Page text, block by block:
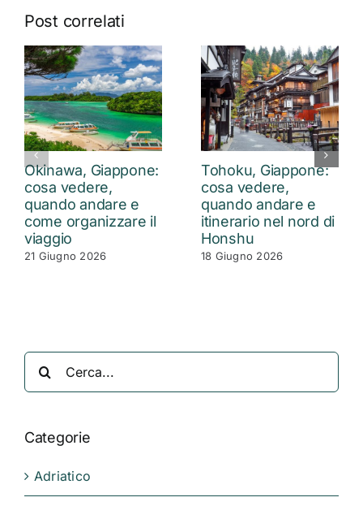
Post correlati
Okinawa, Giappone:
cosa vedere,
quando andare e
come organizzare il
viaggio
21 Giugno 2026
Tohoku, Giappone:
cosa vedere,
quando andare e
itinerario nel nord di
Honshu
18 Giugno 2026
Categorie
Adriatico